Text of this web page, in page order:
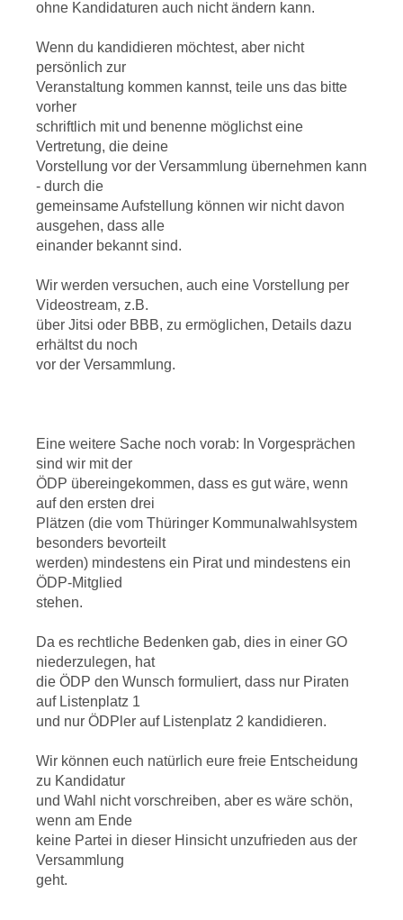
ohne Kandidaturen auch nicht ändern kann.
Wenn du kandidieren möchtest, aber nicht
persönlich zur
Veranstaltung kommen kannst, teile uns das bitte
vorher
schriftlich mit und benenne möglichst eine
Vertretung, die deine
Vorstellung vor der Versammlung übernehmen kann
- durch die
gemeinsame Aufstellung können wir nicht davon
ausgehen, dass alle
einander bekannt sind.
Wir werden versuchen, auch eine Vorstellung per
Videostream, z.B.
über Jitsi oder BBB, zu ermöglichen, Details dazu
erhältst du noch
vor der Versammlung.
Eine weitere Sache noch vorab: In Vorgesprächen
sind wir mit der
ÖDP übereingekommen, dass es gut wäre, wenn
auf den ersten drei
Plätzen (die vom Thüringer Kommunalwahlsystem
besonders bevorteilt
werden) mindestens ein Pirat und mindestens ein
ÖDP-Mitglied
stehen.
Da es rechtliche Bedenken gab, dies in einer GO
niederzulegen, hat
die ÖDP den Wunsch formuliert, dass nur Piraten
auf Listenplatz 1
und nur ÖDPler auf Listenplatz 2 kandidieren.
Wir können euch natürlich eure freie Entscheidung
zu Kandidatur
und Wahl nicht vorschreiben, aber es wäre schön,
wenn am Ende
keine Partei in dieser Hinsicht unzufrieden aus der
Versammlung
geht.